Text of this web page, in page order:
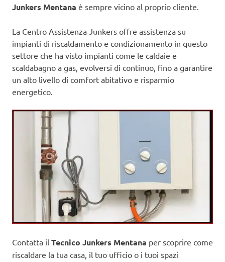
Junkers Mentana è sempre vicino al proprio cliente.
La Centro Assistenza Junkers offre assistenza su
impianti di riscaldamento e condizionamento in questo
settore che ha visto impianti come le caldaie e
scaldabagno a gas, evolversi di continuo, fino a garantire
un alto livello di comfort abitativo e risparmio
energetico.
Contatta il Tecnico Junkers Mentana per scoprire come
riscaldare la tua casa, il tuo ufficio o i tuoi spazi